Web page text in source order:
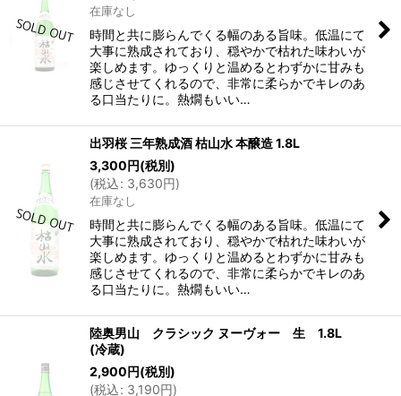
在庫なし
時間と共に膨らんでくる幅のある旨味。低温にて
大事に熟成されており、穏やかで枯れた味わいが
楽しめます。ゆっくりと温めるとわずかに甘みも
感じさせてくれるので、非常に柔らかでキレのあ
る口当たりに。熱燗もいい…
出羽桜 三年熟成酒 枯山水 本醸造 1.8L
3,300円(税別)
(税込: 3,630円)
在庫なし
時間と共に膨らんでくる幅のある旨味。低温にて
大事に熟成されており、穏やかで枯れた味わいが
楽しめます。ゆっくりと温めるとわずかに甘みも
感じさせてくれるので、非常に柔らかでキレのあ
る口当たりに。熱燗もいい…
陸奥男山 クラシック ヌーヴォー 生 1.8L
(冷蔵)
2,900円(税別)
(税込: 3,190円)